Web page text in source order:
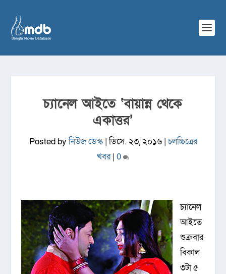
চ্যানেল আইতে ‘বায়ান্ন থেকে
একাত্তর’
Posted byনিউজ ডেস্ক|ডিসে. ২৩, ২০১৬|চলচ্চিত্রের
খবর| 0
চ্যানেল
আইতে
শুক্রবার
বিকাল
৩টা ৫